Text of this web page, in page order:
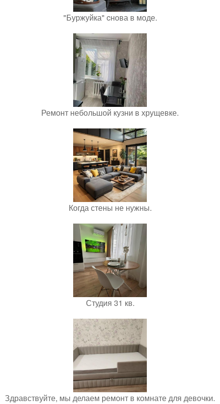
"Буржуйка" cнова в моде.
Ремонт небольшой кузни в хрущевке.
Когда стены не нужны.
Студия 31 кв.
Здравствуйте, мы делаем ремонт в комнате для девочки.